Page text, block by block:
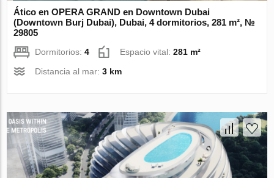
Ático en OPERA GRAND en Downtown Dubai
(Downtown Burj Dubai), Dubai, 4 dormitorios, 281 m², №
29805
Dormitorios:4 Espacio vital:281 m²
Distancia al mar:3 km